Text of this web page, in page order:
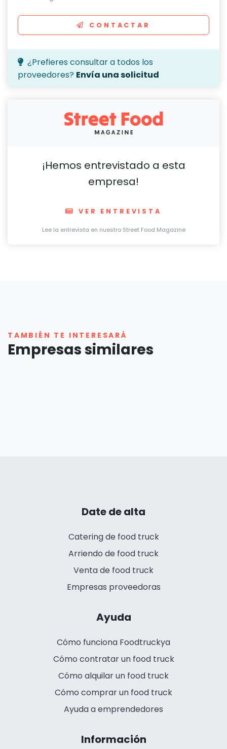
CONTACTAR
¿Prefieres consultar a todos los
proveedores? Envía una solicitud
¡Hemos entrevistado a esta
empresa!
VER ENTREVISTA
Lee la entrevista en nuestro Street Food Magazine
TAMBIÉN TE INTERESARÁ
Empresas similares
Date de alta
Catering de food truck
Arriendo de food truck
Venta de food truck
Empresas proveedoras
Ayuda
Cómo funciona Foodtruckya
Cómo contratar un food truck
Cómo alquilar un food truck
Cómo comprar un food truck
Ayuda a emprendedores
Información